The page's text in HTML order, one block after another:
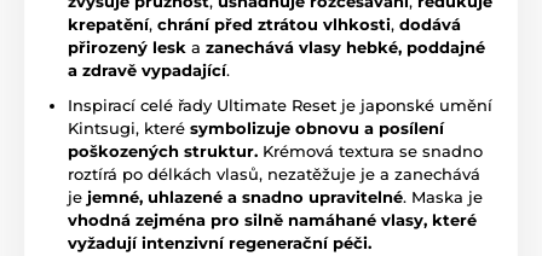
krepatění, chrání před ztrátou vlhkosti, dodává
přirozený lesk a zanechává vlasy hebké, poddajné
a zdravě vypadající.
Inspirací celé řady Ultimate Reset je japonské umění
Kintsugi, které symbolizuje obnovu a posílení
poškozených struktur. Krémová textura se snadno
roztírá po délkách vlasů, nezatěžuje je a zanechává
je jemné, uhlazené a snadno upravitelné. Maska je
vhodná zejména pro silně namáhané vlasy, které
vyžadují intenzivní regenerační péči.